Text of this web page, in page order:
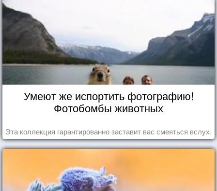
Умеют же испортить фотографию!
Фотобомбы животных
Эта коллекция гарантированно заставит вас смеяться вслух.